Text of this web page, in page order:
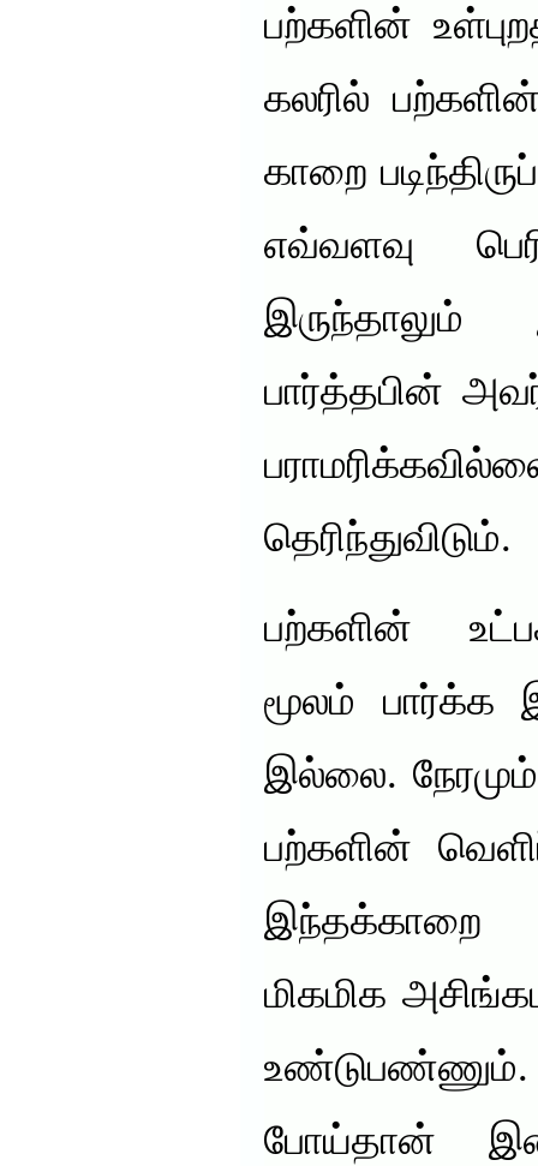
பற்களின்
கலரில்
காறை
எவ்வளவு
பார்த்தபின்
தெரிந்துவிடும்.
பற்களின்
மூலம் பார்க்க
இல்லை.
பற்களின்
இந்தக்காறை
மிகமிக
போய்தான்